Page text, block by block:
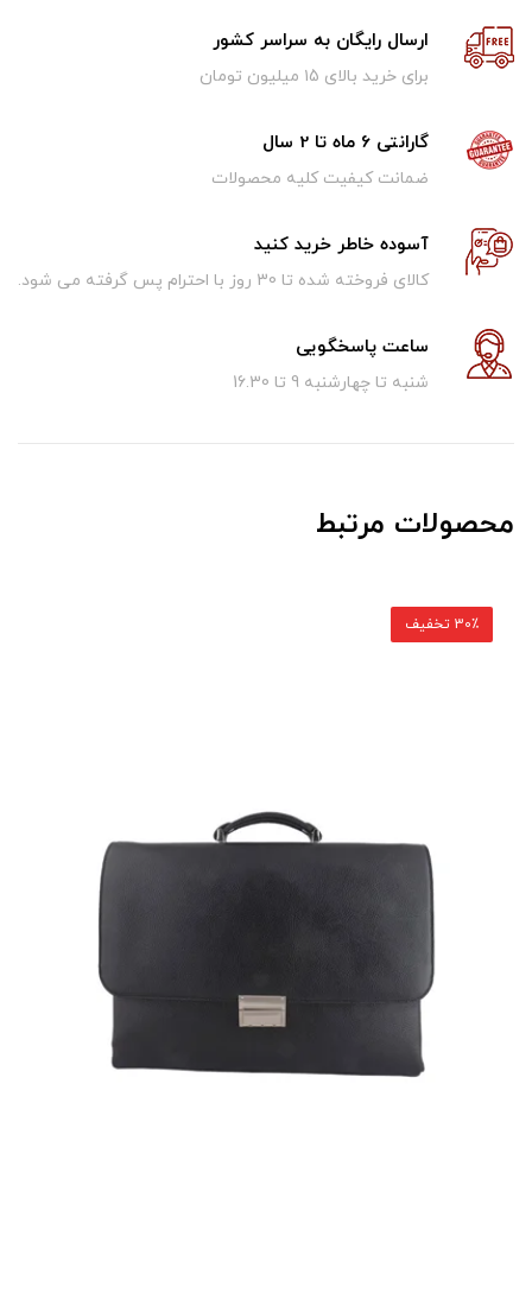
ارسال رایگان به سراسر کشور
برای خرید بالای ۱5 میلیون تومان
گارانتی 6 ماه تا 2 سال
ضمانت کیفیت کلیه محصولات
آسوده خاطر خرید کنید
کالای فروخته شده تا 30 روز با احترام پس گرفته می شود.
ساعت پاسخگویی
شنبه تا چهارشنبه 9 تا 16.30
محصولات مرتبط
30٪ تخفیف